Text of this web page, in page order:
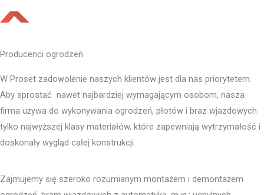
Producenci ogrodzeń
W Proset zadowolenie naszych klientów jest dla nas priorytetem.
Aby sprostać nawet najbardziej wymagającym osobom, nasza
firma używa do wykonywania ogrodzeń, płotów i braz wjazdowych
tylko najwyższej klasy materiałów, które zapewniają wytrzymałość i
doskonały wygląd całej konstrukcji.
Zajmujemy się szeroko rozumianym montażem i demontażem